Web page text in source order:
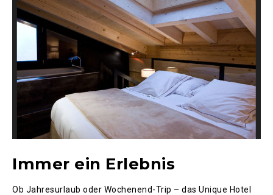
Immer ein Erlebnis
Ob Jahresurlaub oder Wochenend-Trip – das Unique Hotel